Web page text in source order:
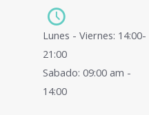
Lunes - Viernes: 14:00-
21:00
Sabado: 09:00 am -
14:00